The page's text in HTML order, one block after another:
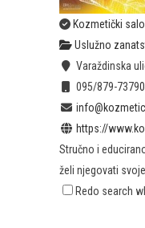
Kozmetički
Uslužno
Varaždinska
095/879-7379
https://
Stručno i
želi njegovati
Redo search